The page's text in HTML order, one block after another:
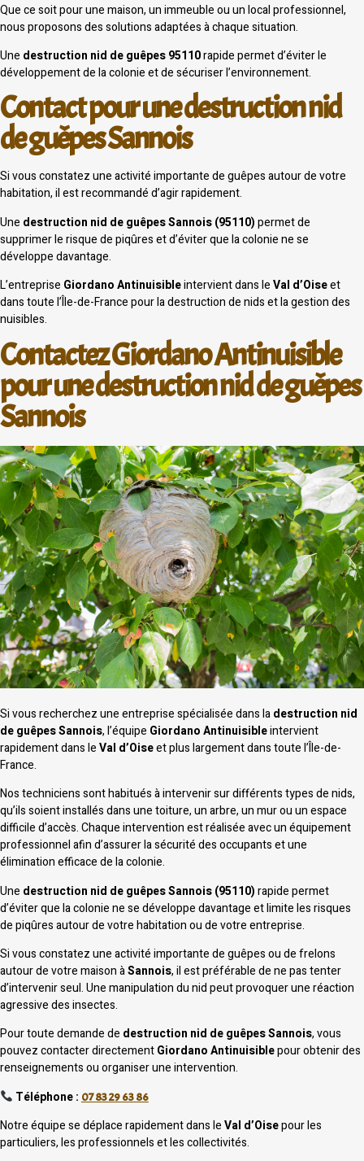
Que ce soit pour une maison, un immeuble ou un local professionnel,
nous proposons des solutions adaptées à chaque situation.
Une destruction nid de guêpes 95110rapide permet d’éviter le
développement de la colonie et de sécuriser l’environnement.
Contact pour une destruction nid
de guêpes Sannois
Si vous constatez une activité importante de guêpes autour de votre
habitation, il est recommandé d’agir rapidement.
Une destruction nid de guêpes Sannois (95110)permet de
supprimer le risque de piqûres et d’éviter que la colonie ne se
développe davantage.
L’entreprise Giordano Antinuisibleintervient dans leVal d’Oiseet
dans toute l’Île-de-France pour la destruction de nids et la gestion des
nuisibles.
Contactez Giordano Antinuisible
pour une destruction nid de guêpes
Sannois
Si vous recherchez une entreprise spécialisée dans ladestruction nid
de guêpes Sannois, l’équipe Giordano Antinuisibleintervient
rapidement dans leVal d’Oiseet plus largement dans toute l’Île-de-
France.
Nos techniciens sont habitués à intervenir sur différents types de nids,
qu’ils soient installés dans une toiture, un arbre, un mur ou un espace
difficile d’accès. Chaque intervention est réalisée avec un équipement
professionnel afin d’assurer la sécurité des occupants et une
élimination efficace de la colonie.
Une destruction nid de guêpes Sannois (95110)rapide permet
d’éviter que la colonie ne se développe davantage et limite les risques
de piqûres autour de votre habitation ou de votre entreprise.
Si vous constatez une activité importante de guêpes ou de frelons
autour de votre maison àSannois, il est préférable de ne pas tenter
d’intervenir seul. Une manipulation du nid peut provoquer une réaction
agressive des insectes.
Pour toute demande de destruction nid de guêpes Sannois, vous
pouvez contacter directementGiordano Antinuisiblepour obtenir des
renseignements ou organiser une intervention.
Téléphone : 07 83 29 63 86
Notre équipe se déplace rapidement dans leVal d’Oisepour les
particuliers, les professionnels et les collectivités.